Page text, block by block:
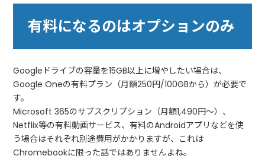
有料になるのはオプションのみ
Googleドライブの容量を15GB以上に増やしたい場合は、
Google Oneの有料プラン（月額250円/100GBから）が必要で
す。
Microsoft 365のサブスクリプション（月額1,490円〜）、
Netflix等の有料動画サービス、有料のAndroidアプリなどを使
う場合はそれぞれ別途費用がかかりますが、これは
Chromebookに限った話ではありませんよね。